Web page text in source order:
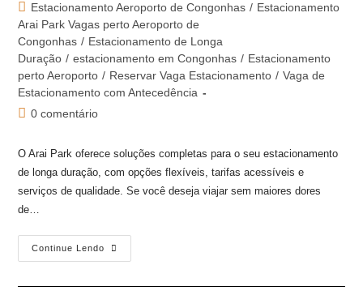
Estacionamento Aeroporto de Congonhas / Estacionamento
Arai Park Vagas perto Aeroporto de
Congonhas / Estacionamento de Longa
Duração / estacionamento em Congonhas / Estacionamento
perto Aeroporto / Reservar Vaga Estacionamento / Vaga de
Estacionamento com Antecedência
0 comentário
O Arai Park oferece soluções completas para o seu estacionamento
de longa duração, com opções flexíveis, tarifas acessíveis e
serviços de qualidade. Se você deseja viajar sem maiores dores
de…
Continue Lendo